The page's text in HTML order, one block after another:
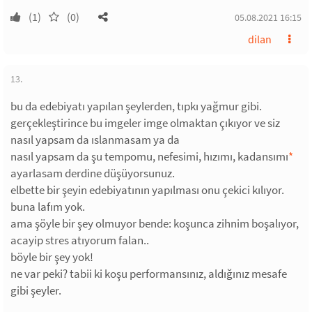
(1) (0) 05.08.2021 16:15
dilan
13.
bu da edebiyatı yapılan şeylerden, tıpkı yağmur gibi.
gerçekleştirince bu imgeler imge olmaktan çıkıyor ve siz
nasıl yapsam da ıslanmasam ya da
nasıl yapsam da şu tempomu, nefesimi, hızımı, kadansımı*
ayarlasam derdine düşüyorsunuz.
elbette bir şeyin edebiyatının yapılması onu çekici kılıyor.
buna lafım yok.
ama şöyle bir şey olmuyor bende: koşunca zihnim boşalıyor,
acayip stres atıyorum falan..
böyle bir şey yok!
ne var peki? tabii ki koşu performansınız, aldığınız mesafe
gibi şeyler.